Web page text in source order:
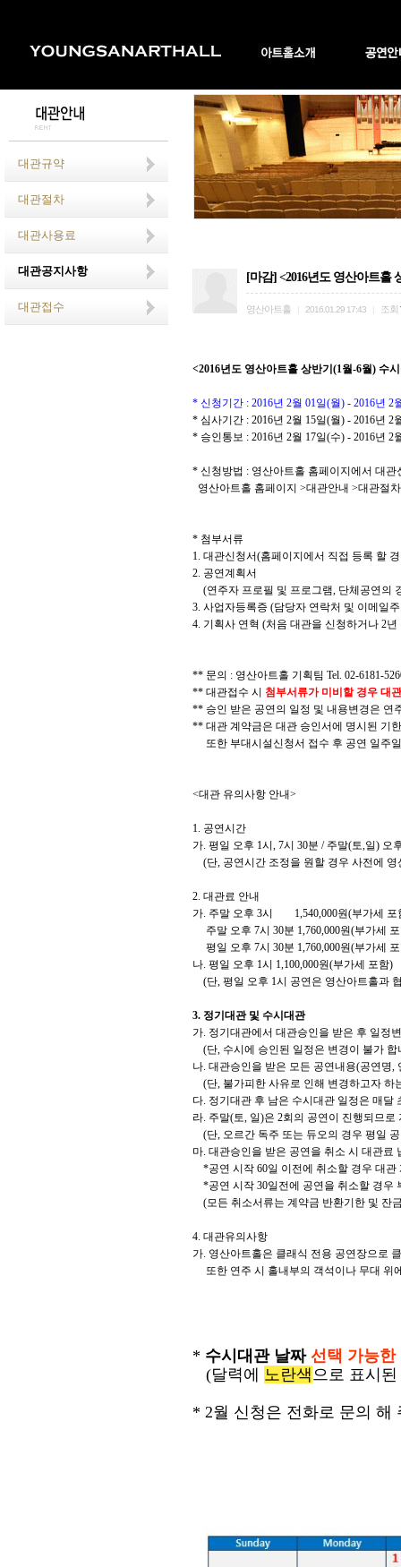
대관규약
대관절차
대관사용료
대관공지사항
대관접수
[마감] <2016년도 영산아트홀
영산아트홀 2016.01.29 17:43 조회
<2016년도 영산아트홀 상반기(1월-6월) 수
* 신청기간 : 2016년 2월 01일(월) - 2016년 2
* 심사기간 : 2016년 2월 15일(월) - 2016년 2
* 승인통보 : 2016년 2월 17일(수) - 2016년 2
* 신청방법 : 영산아트홀 홈페이지에서 대
영산아트홀 홈페이지 >대관안내 >대관절
* 첨부서류
1. 대관신청서(홈페이지에서 직접 등록 할
2. 공연계획서
(연주자 프로필 및 프로그램, 단체공연의
3. 사업자등록증 (담당자 연락처 및 이메일
4. 기획사 연혁 (처음 대관을 신청하거나 2
** 문의 : 영산아트홀 기획팀 Tel. 02-6181-
** 대관접수 시 첨부서류가 미비할 경우 대
** 승인 받은 공연의 일정 및 내용변경은 연
** 대관 계약금은 대관 승인서에 명시된 기
또한 부대시설신청서 접수 후 공연 일주
<대관 유의사항 안내>
1. 공연시간
가. 평일 오후 1시, 7시 30분 / 주말(토,일) 오
(단, 공연시간 조정을 원할 경우 사전에
2. 대관료 안내
가. 주말 오후 3시 1,540,000원(부가세 포
주말 오후 7시 30분 1,760,000원(부가세
평일 오후 7시 30분 1,760,000원(부가세
나. 평일 오후 1시 1,100,000원(부가세 포함)
(단, 평일 오후 1시 공연은 영산아트홀과
3. 정기대관 및 수시대관
가. 정기대관에서 대관승인을 받은 후 일정
(단, 수시에 승인된 일정은 변경이 불가 합
나. 대관승인을 받은 모든 공연내용(공연명
(단, 불가피한 사유로 인해 변경하고자 하
다. 정기대관 후 남은 수시대관 일정은 매
라. 주말(토, 일)은 2회의 공연이 진행되므
(단, 오르간 독주 또는 듀오의 경우 평일
마. 대관승인을 받은 공연을 취소 시 대관료
*공연 시작 60일 이전에 취소할 경우 대관
*공연 시작 30일전에 공연을 취소할 경우
(모든 취소서류는 계약금 반환기한 및 잔
4. 대관유의사항
가. 영산아트홀은 클래식 전용 공연장으로
또한 연주 시 홀내부의 객석이나 무대 위
* 수시대관 날짜 선택 가능한
(달력에 노란색으로 표시
* 2월 신청은 전화로 문의 해